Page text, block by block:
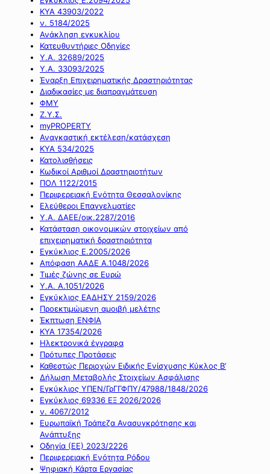
ΚΥΑ 43903/2022
ν. 5184/2025
Ανάκληση εγκυκλίου
Κατευθυντήριες Οδηγίες
Υ.Α. 32689/2025
Υ.Α. 33093/2025
Έναρξη Επιχειρηματικής Δραστηριότητας
Διαδικασίες με διαπραγμάτευση
ΦΜΥ
Ζ.Υ.Σ.
myPROPERTY
Αναγκαστική εκτέλεση/κατάσχεση
ΚΥΑ 534/2025
Κατολισθήσεις
Κωδικοί Αριθμοί Δραστηριοτήτων
ΠΟΛ 1122/2015
Περιφερειακή Ενότητα Θεσσαλονίκης
Ελεύθεροι Επαγγελματίες
Υ.Α. ΔΑΕΕ/οικ.2287/2016
Κατάσταση οικονομικών στοιχείων από
επιχειρηματική δραστηριότητα
Εγκύκλιος Ε.2005/2026
Απόφαση ΑΑΔΕ Α.1048/2026
Τιμές ζώνης σε Ευρώ
Υ.Α. Α.1051/2026
Εγκύκλιος ΕΑΔΗΣΥ 2159/2026
Προεκτιμώμενη αμοιβή μελέτης
Έκπτωση ΕΝΦΙΑ
ΚΥΑ 17354/2026
Ηλεκτρονικά έγγραφα
Πρότυπες Προτάσεις
Καθεστώς Περιοχών Ειδικής Ενίσχυσης Κύκλος Β’
Δήλωση Μεταβολής Στοιχείων Ασφάλισης
Εγκύκλιος ΥΠΕΝ/ΓρΓΓΦΠΥ/47988/1848/2026
Εγκύκλιος 69336 ΕΞ 2026/2026
ν. 4067/2012
Ευρωπαϊκή Τράπεζα Ανασυγκρότησης και
Ανάπτυξης
Οδηγία (ΕΕ) 2023/2226
Περιφερειακή Ενότητα Ρόδου
Ψηφιακή Κάρτα Εργασίας